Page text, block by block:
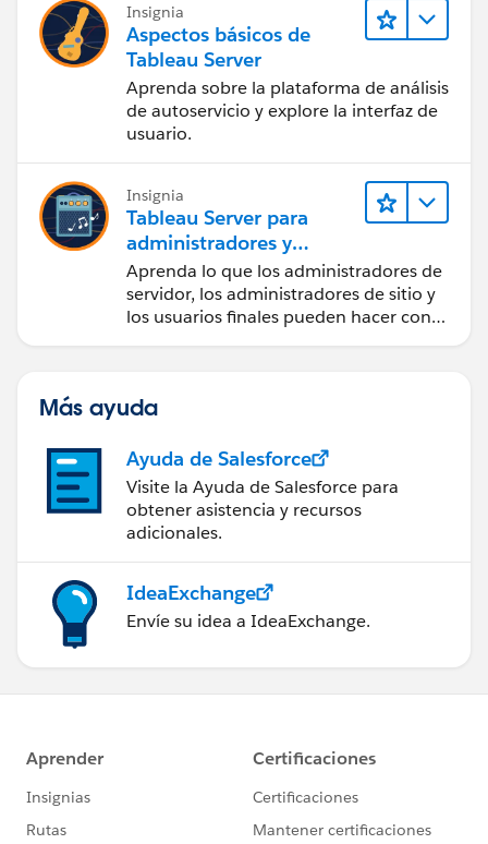
Insignia
Aspectos básicos de
Tableau Server
Aprenda sobre la plataforma de análisis
de autoservicio y explore la interfaz de
usuario.
Insignia
Tableau Server para
administradores y
usuarios finales
Aprenda lo que los administradores de
servidor, los administradores de sitio y
los usuarios finales pueden hacer con
Más ayuda
Ayuda de Salesforce
Visite la Ayuda de Salesforce para
obtener asistencia y recursos
adicionales.
IdeaExchange
Envíe su idea a IdeaExchange.